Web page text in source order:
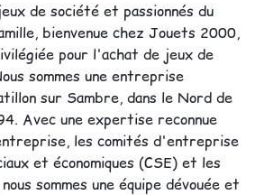
de société et passionnés du
bienvenue chez Jouets 2000,
pour l'achat de jeux de
sommes une entreprise
sur Sambre, dans le Nord de
Avec une expertise reconnue
les comités d'entreprise
et économiques (CSE) et les
sommes une équipe dévouée et